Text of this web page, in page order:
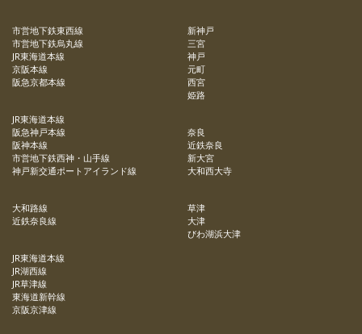
市営地下鉄東西線
市営地下鉄烏丸線
JR東海道本線
京阪本線
阪急京都本線
JR東海道本線
阪急神戸本線
阪神本線
市営地下鉄西神・山手線
神戸新交通ポートアイランド線
大和路線
近鉄奈良線
JR東海道本線
JR湖西線
JR草津線
東海道新幹線
京阪京津線
新神戸
三宮
神戸
元町
西宮
姫路
奈良
近鉄奈良
新大宮
大和西大寺
草津
大津
びわ湖浜大津